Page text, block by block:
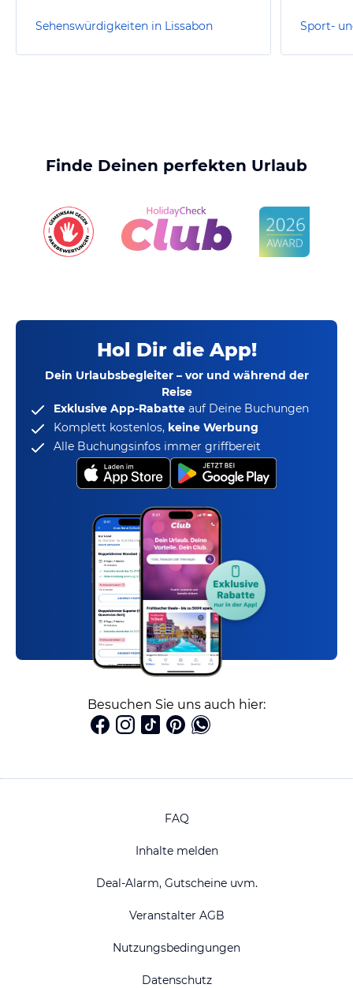
Sehenswürdigkeiten in Lissabon
Finde Deinen perfekten Urlaub
Hol Dir die App!
Dein Urlaubsbegleiter – vor und während der
Reise
Exklusive App-Rabatte auf Deine Buchungen
Komplett kostenlos, keine Werbung
Alle Buchungsinfos immer griffbereit
Besuchen Sie uns auch hier:
FAQ
Inhalte melden
Deal-Alarm, Gutscheine uvm.
Veranstalter AGB
Nutzungsbedingungen
Datenschutz